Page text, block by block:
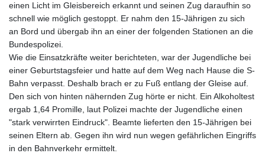
einen Licht im Gleisbereich erkannt und seinen Zug daraufhin so
schnell wie möglich gestoppt. Er nahm den 15-Jährigen zu sich
an Bord und übergab ihn an einer der folgenden Stationen an die
Bundespolizei.
Wie die Einsatzkräfte weiter berichteten, war der Jugendliche bei
einer Geburtstagsfeier und hatte auf dem Weg nach Hause die S-
Bahn verpasst. Deshalb brach er zu Fuß entlang der Gleise auf.
Den sich von hinten nähernden Zug hörte er nicht. Ein Alkoholtest
ergab 1,64 Promille, laut Polizei machte der Jugendliche einen
"stark verwirrten Eindruck". Beamte lieferten den 15-Jährigen bei
seinen Eltern ab. Gegen ihn wird nun wegen gefährlichen Eingriffs
in den Bahnverkehr ermittelt.